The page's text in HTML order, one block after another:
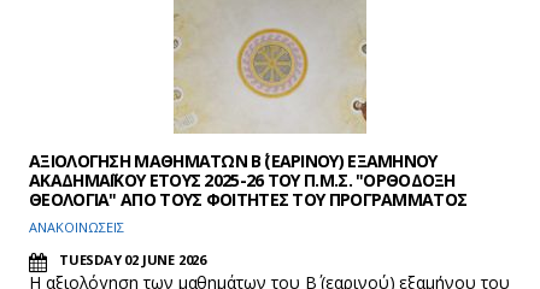
ΑΞΙΟΛΟΓΗΣΗ ΜΑΘΗΜΑΤΩΝ Β΄ (ΕΑΡΙΝΟΥ) ΕΞΑΜΗΝΟΥ
ΑΚΑΔΗΜΑΪΚΟΥ ΕΤΟΥΣ 2025-26 ΤΟΥ Π.Μ.Σ. "ΟΡΘΟΔΟΞΗ
ΘΕΟΛΟΓΙΑ" ΑΠΟ ΤΟΥΣ ΦΟΙΤΗΤΕΣ ΤΟΥ ΠΡΟΓΡΑΜΜΑΤΟΣ
ΑΝΑΚΟΙΝΩΣΕΙΣ
TUESDAY 02 JUNE 2026
Η αξιολόγηση των μαθημάτων του Β΄ (εαρινού) εξαμήνου του